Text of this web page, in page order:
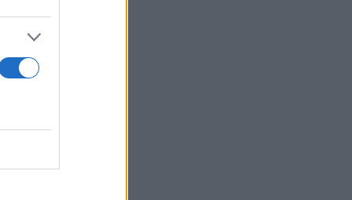
που
σε